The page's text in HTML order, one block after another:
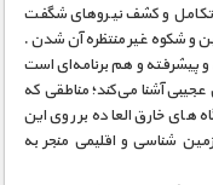
و کشف نیروهای شگفت‌
و شکوه غیر منتظره آن شدن .
پیشرفته و هم برنامه‌ای است
عجیبی آشنا می‌کند؛ مناطقی که
های خارق‌ العاده بر روی این
شناسی و اقلیمی منجر به